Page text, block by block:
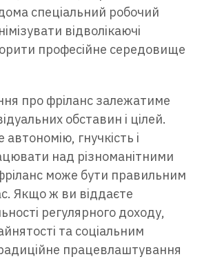
спеціальний робочий
відволікаючі
професійне середовище
про фріланс залежатиме
обставин і цілей.
гнучкість і
над різноманітними
може бути правильним
Якщо ж ви віддаєте
регулярного доходу,
та соціальним
працевлаштування